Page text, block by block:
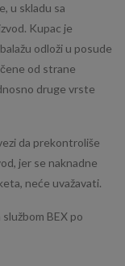
u skladu sa
Kupac je
odloži u posude
od strane
druge vrste
da prekontroliše
jer se naknadne
neće uvažavati.
BEX po